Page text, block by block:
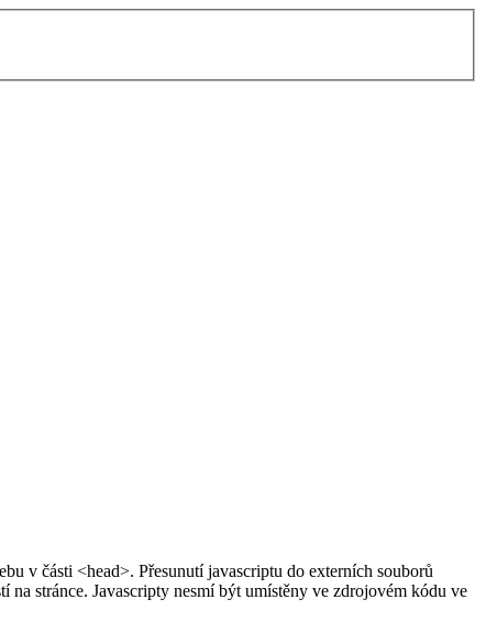
v části <head>. Přesunutí javascriptu do externích souborů
stránce. Javascripty nesmí být umístěny ve zdrojovém kódu ve